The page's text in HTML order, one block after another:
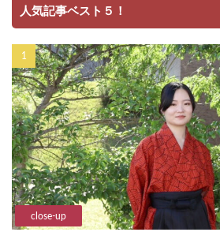
人気記事ベスト５！
close-up